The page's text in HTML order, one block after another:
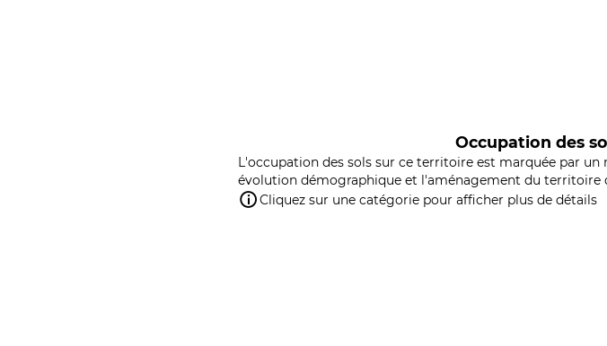
Occupation des
L'occupation des sols sur ce territoire est marquée par
évolution démographique et l'aménagement du territoire
Cliquez sur une catégorie pour afficher plus de détails